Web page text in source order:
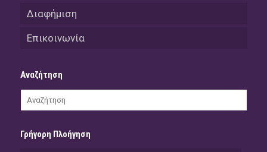
Διαφήμιση
Επικοινωνία
Αναζήτηση
Γρήγορη Πλοήγηση